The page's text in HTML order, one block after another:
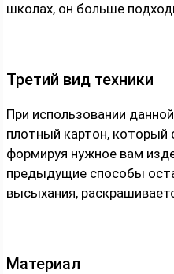
школах, он больше
Третий вид техники
При использовании
плотный картон, который
формируя нужное вам
предыдущие способы
высыхания,
Материал